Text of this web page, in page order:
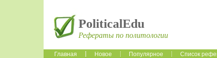
PoliticalEdu
Рефераты по политологии
Главная Новое Популярное Список